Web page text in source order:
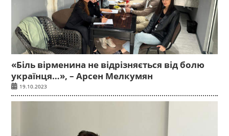
«Біль вірменина не відрізняється від болю
українця…», – Арсен Мелкумян
19.10.2023